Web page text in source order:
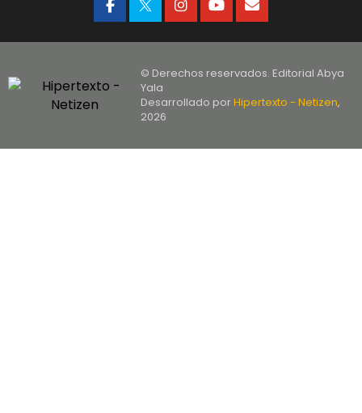
© Derechos reservados. Editorial Abya
Yala
Desarrollado porHipertexto - Netizen,
2026